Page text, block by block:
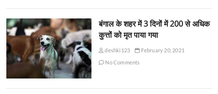
बंगाल के शहर में 3 दिनों में 200 से अधिक
कुत्तों को मृत पाया गया
deshki123
February 20, 2021
No Comments